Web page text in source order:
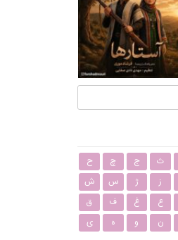
ث ج چ
ح
ز ژ س
ش
ع غ ف
ق
ن و ه ی